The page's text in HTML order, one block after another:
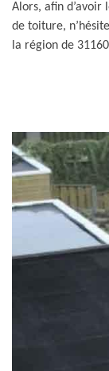
Alors, afin d’avoir
de toiture,
la région de